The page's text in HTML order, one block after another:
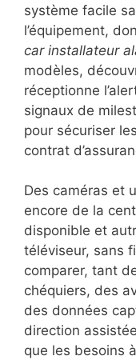
système facile
l’équipement,
car installateur
modèles,
réceptionne
signaux de
pour sécuriser
contrat
Des caméras et
encore de la
disponible et
téléviseur, sans
comparer, tant
chéquiers, des
des données
direction
que les besoins